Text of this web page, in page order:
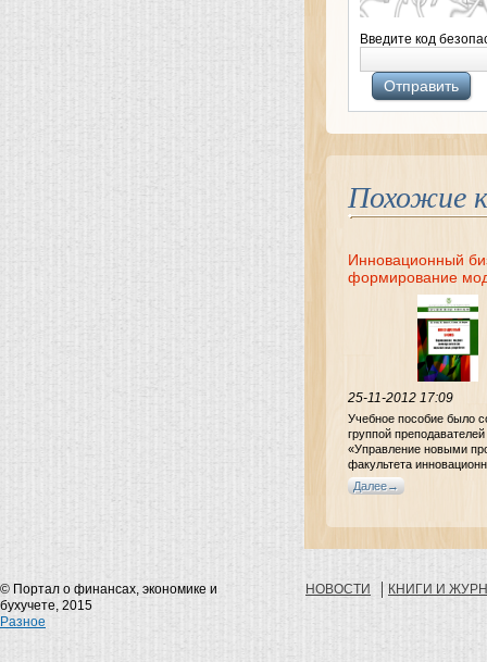
Введите код
Похожие
Инновационный
формирование
коммерциализации
перспективных
– Антонец В.Л.
25-11-2012 17:09
Учебное пособие было
группой
«Управление новыми
факультета
бизнеса Академии
хозяйства при
Далее
© Портал о финансах, экономике и
бухучете, 2015
Разное
НОВОСТИ КНИГИ И